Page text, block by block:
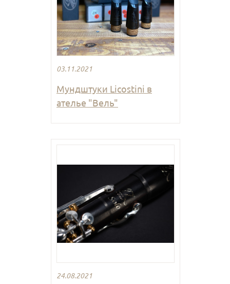
03.11.2021
Мундштуки Licostini в
ателье "Вель"
24.08.2021